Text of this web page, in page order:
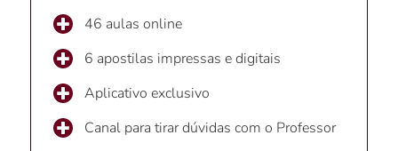
46 aulas online
6 apostilas impressas e digitais
Aplicativo exclusivo
Canal para tirar dúvidas com o Professor